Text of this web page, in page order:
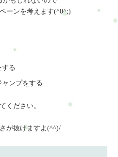
ーンを考えます(^0^;)
る
ンプをする
ください。
が抜けますよ(^^)/